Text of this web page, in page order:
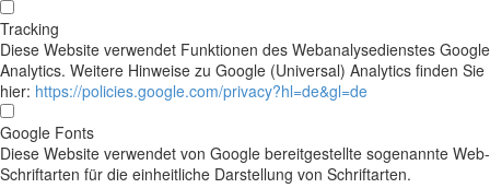
Tracking
Diese Website verwendet Funktionen des Webanalysedienstes Google
Analytics. Weitere Hinweise zu Google (Universal) Analytics finden Sie
hier: https://policies.google.com/privacy?hl=de&gl=de
Google Fonts
Diese Website verwendet von Google bereitgestellte sogenannte Web-
Schriftarten für die einheitliche Darstellung von Schriftarten.